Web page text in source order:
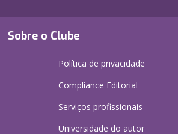
Sobre o Clube
Política de privacidade
Compliance Editorial
Serviços profissionais
Universidade do autor